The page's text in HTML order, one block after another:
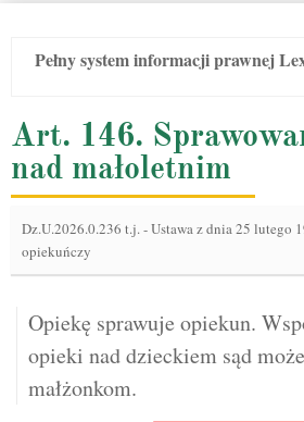
Pełny system informacji prawnej
Art. 146.
nad małoletnim
Dz.U.2026.0.236 t.j.-Ustawa z dnia 25 lutego
opiekuńczy
Opiekę sprawuje opiekun.
opieki nad dzieckiem sąd
małżonkom.